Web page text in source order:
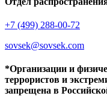
+7 (499) 288-00-72
sovsek@sovsek.com
*Организации и
террористов и
запрещена в